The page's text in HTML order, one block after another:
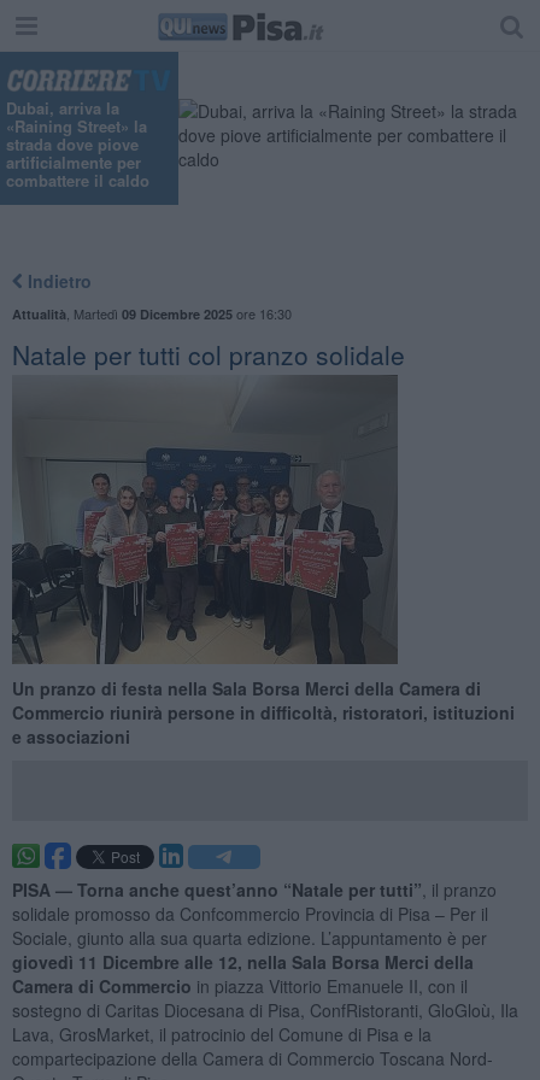
Dubai, arriva la
«Raining Street» la
strada dove piove
artificialmente per
combattere il caldo
Indietro
Attualità Martedì 09 Dicembre 2025ore 16:30
Natale per tutti col pranzo solidale
Un pranzo di festa nella Sala Borsa Merci della Camera di
Commercio riunirà persone in difficoltà, ristoratori, istituzioni
e associazioni
PISA — Torna anche quest’anno “Natale per tutti” , il pranzo
solidale promosso da Confcommercio Provincia di Pisa – Per il
Sociale, giunto alla sua quarta edizione. L’appuntamento è per
giovedì 11 Dicembre alle 12, nella Sala Borsa Merci della
Camera di Commercio in piazza Vittorio Emanuele II, con il
sostegno di Caritas Diocesana di Pisa, ConfRistoranti, GloGloù, Ila
Lava, GrosMarket, il patrocinio del Comune di Pisa e la
compartecipazione della Camera di Commercio Toscana Nord-